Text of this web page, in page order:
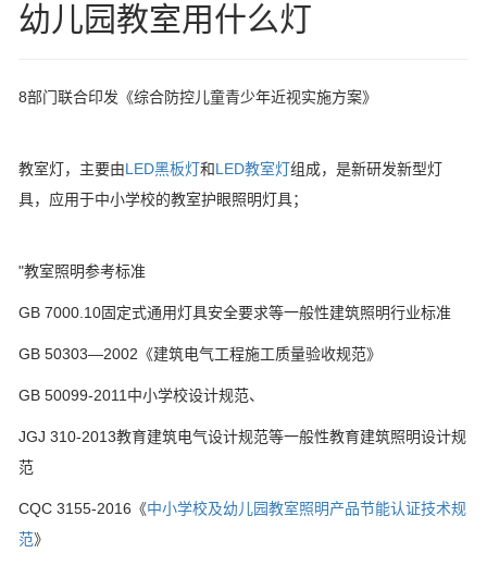
幼儿园教室用什么灯
8部门联合印发《综合防控儿童青少年近视实施方案》
教室灯，主要由LED黑板灯和LED教室灯组成，是新研发新型灯
具，应用于中小学校的教室护眼照明灯具；
"教室照明参考标准
GB 7000.10固定式通用灯具安全要求等一般性建筑照明行业标准
GB 50303—2002《建筑电气工程施工质量验收规范》
GB 50099-2011中小学校设计规范、
JGJ 310-2013教育建筑电气设计规范等一般性教育建筑照明设计规
范
CQC 3155-2016《中小学校及幼儿园教室照明产品节能认证技术规
范》